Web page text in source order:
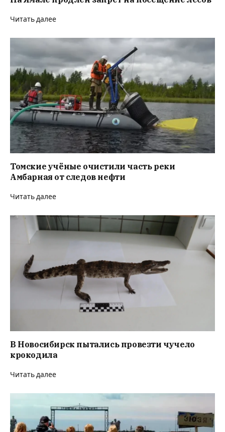
Читать далее
Томские учёные очистили часть реки
Амбарная от следов нефти
Читать далее
В Новосибирск пытались провезти чучело
крокодила
Читать далее